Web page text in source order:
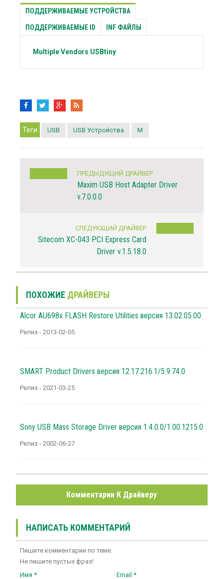
ПОДДЕРЖИВАЕМЫЕ УСТРОЙСТВА
ПОДДЕРЖИВАЕМЫЕ ID INF ФАЙЛЫ
Multiple Vendors USBtiny
Теги USB USB Устройства M
ПРЕДЫДУЩИЙ ДРАЙВЕР
Maxim USB Host Adapter Driver
v.7.0.0.0
СЛЕДУЮЩИЙ ДРАЙВЕР
Sitecom XC-043 PCI Express Card
Driver v.1.5.18.0
ПОХОЖИЕ ДРАЙВЕРЫ
Alcor AU698x FLASH Restore Utilities версия 13.02.05.00
Релиз - 2013-02-05
SMART Product Drivers версия 12.17.216.1/5.9.74.0
Релиз - 2021-03-25
Sony USB Mass Storage Driver версия 1.4.0.0/1.00.1215.0
Релиз - 2002-06-27
Комментарии К Драйверу
НАПИСАТЬ КОММЕНТАРИЙ
Пишите комментарии по теме.
Не пишите пустых фраз!
Имя *
Email *